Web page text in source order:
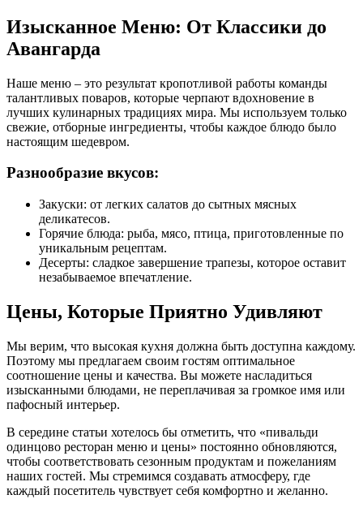
Изысканное Меню: От Классики до
Авангарда
Наше меню – это результат кропотливой работы команды
талантливых поваров, которые черпают вдохновение в
лучших кулинарных традициях мира. Мы используем только
свежие, отборные ингредиенты, чтобы каждое блюдо было
настоящим шедевром.
Разнообразие вкусов:
Закуски: от легких салатов до сытных мясных
деликатесов.
Горячие блюда: рыба, мясо, птица, приготовленные по
уникальным рецептам.
Десерты: сладкое завершение трапезы, которое оставит
незабываемое впечатление.
Цены, Которые Приятно Удивляют
Мы верим, что высокая кухня должна быть доступна каждому.
Поэтому мы предлагаем своим гостям оптимальное
соотношение цены и качества. Вы можете насладиться
изысканными блюдами, не переплачивая за громкое имя или
пафосный интерьер.
В середине статьи хотелось бы отметить, что «пивальди
одинцово ресторан меню и цены» постоянно обновляются,
чтобы соответствовать сезонным продуктам и пожеланиям
наших гостей. Мы стремимся создавать атмосферу, где
каждый посетитель чувствует себя комфортно и желанно.